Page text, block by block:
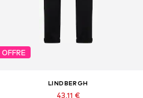
OFFRE
LINDBERGH
43,11 €